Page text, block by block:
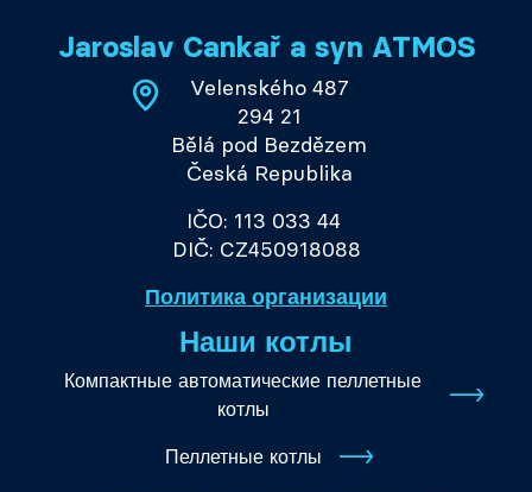
Jaroslav Cankař a syn ATMOS
Velenského 487
294 21
Bělá pod Bezdězem
Česká Republika
IČO: 113 033 44
DIČ: CZ450918088
Политика организации
Наши котлы
Компактные автоматические пеллетные
котлы
Пеллетные котлы